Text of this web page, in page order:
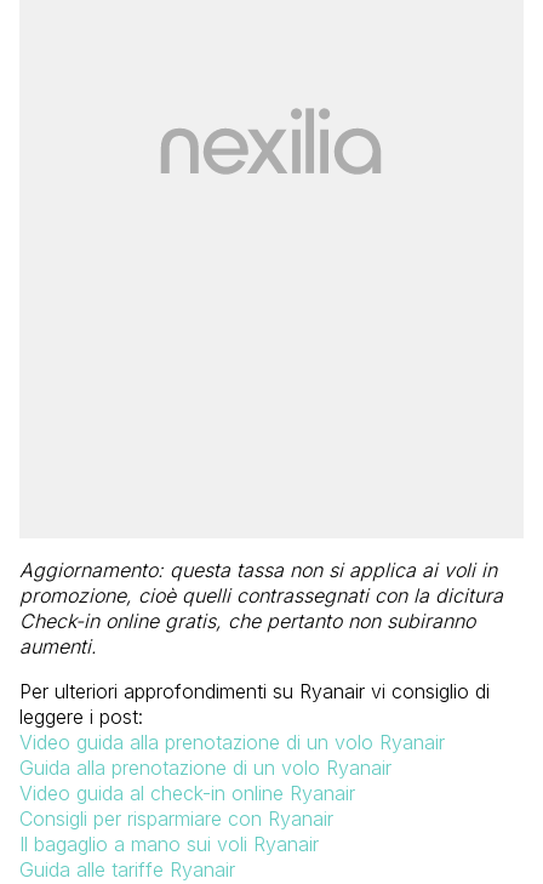
Aggiornamento: questa tassa non si applica ai voli in
promozione, cioè quelli contrassegnati con la dicitura
Check-in online gratis, che pertanto non subiranno
aumenti.
Per ulteriori approfondimenti su Ryanair vi consiglio di
leggere i post:
Video guida alla prenotazione di un volo Ryanair
Guida alla prenotazione di un volo Ryanair
Video guida al check-in online Ryanair
Consigli per risparmiare con Ryanair
Il bagaglio a mano sui voli Ryanair
Guida alle tariffe Ryanair